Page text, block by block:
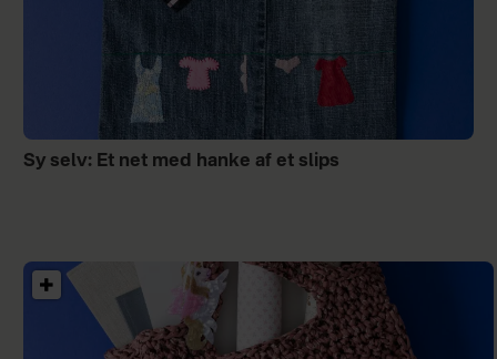
Sy selv: Et net med hanke af et slips